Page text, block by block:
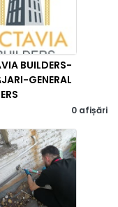
BUILDERS-
GENERAL
0 afișări